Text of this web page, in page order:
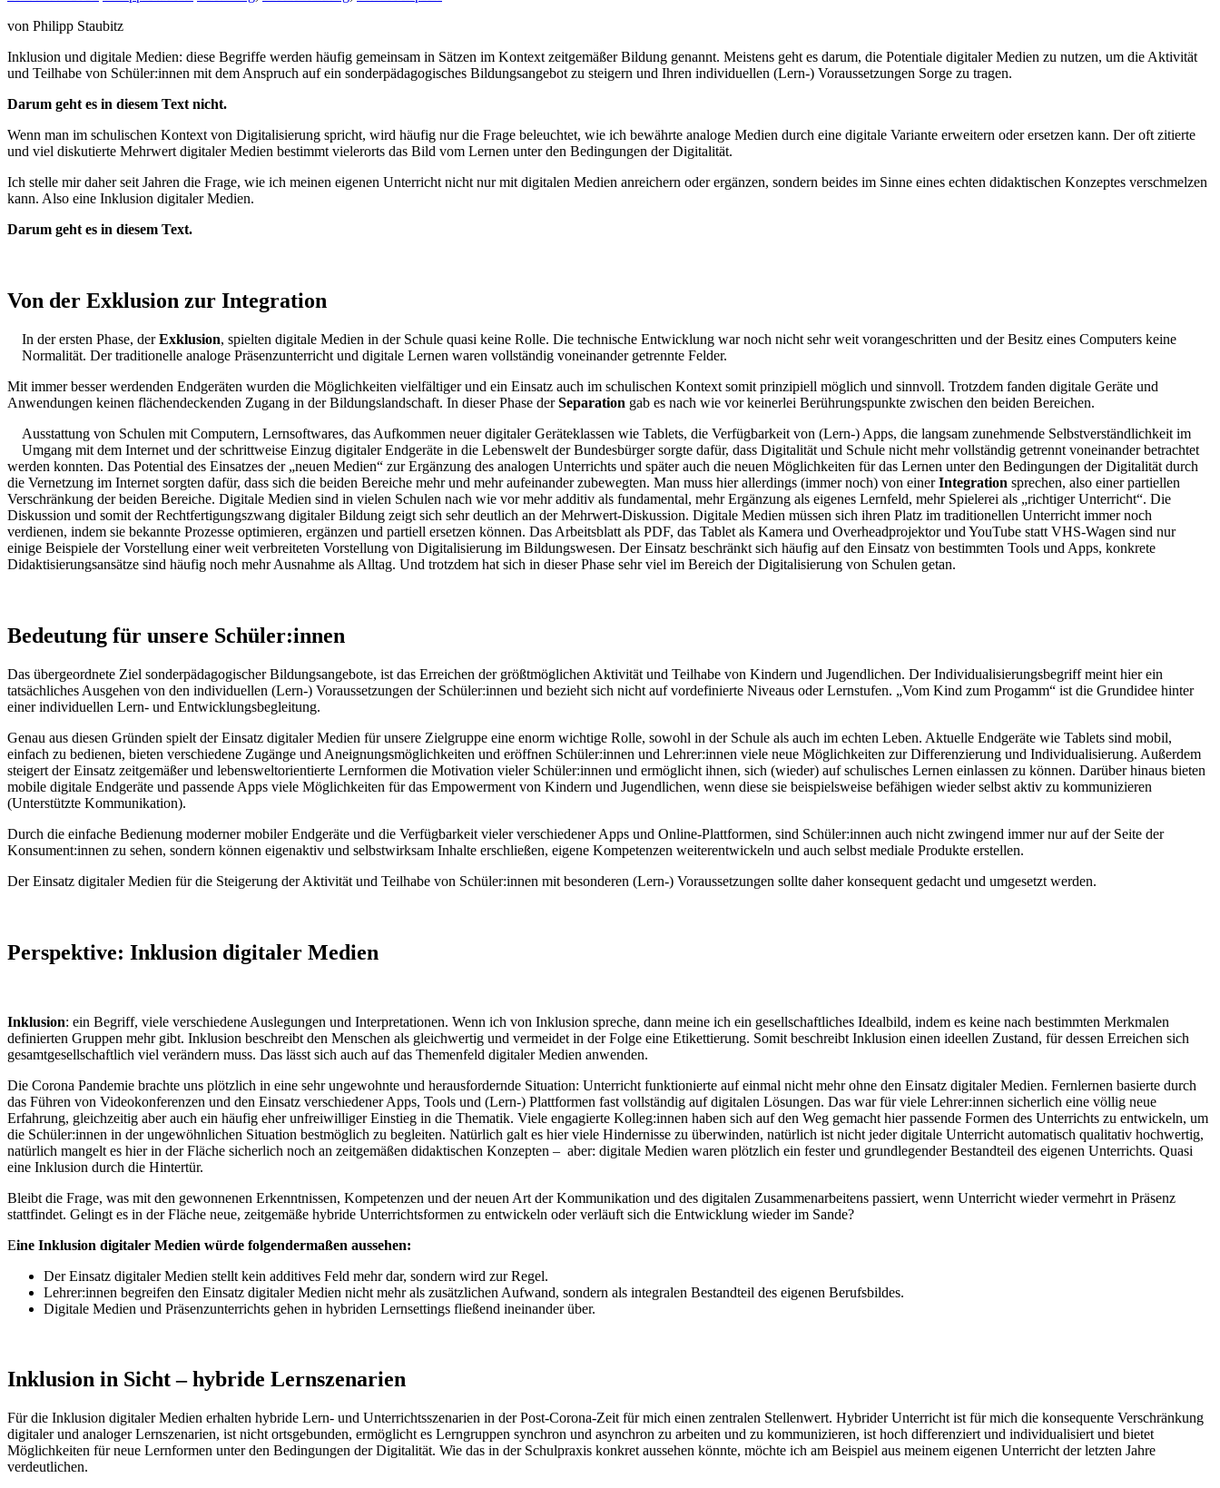
von Philipp Staubitz
Inklusion und digitale Medien: diese Begriffe werden häufig gemeinsam in Sätzen im Kontext zeitgemäßer Bildung genannt. Meistens geht es darum, die Potentiale digitaler Medien zu nutzen, um die Aktivität
und Teilhabe von Schüler:innen mit dem Anspruch auf ein sonderpädagogisches Bildungsangebot zu steigern und Ihren individuellen (Lern-) Voraussetzungen Sorge zu tragen.
Darum geht es in diesem Text nicht.
Wenn man im schulischen Kontext von Digitalisierung spricht, wird häufig nur die Frage beleuchtet, wie ich bewährte analoge Medien durch eine digitale Variante erweitern oder ersetzen kann. Der oft zitierte
und viel diskutierte Mehrwert digitaler Medien bestimmt vielerorts das Bild vom Lernen unter den Bedingungen der Digitalität.
Ich stelle mir daher seit Jahren die Frage, wie ich meinen eigenen Unterricht nicht nur mit digitalen Medien anreichern oder ergänzen, sondern beides im Sinne eines echten didaktischen Konzeptes verschmelzen
kann. Also eine Inklusion digitaler Medien.
Darum geht es in diesem Text.
Von der Exklusion zur Integration
In der ersten Phase, derExklusion, spielten digitale Medien in der Schule quasi keine Rolle. Die technische Entwicklung war noch nicht sehr weit vorangeschritten und der Besitz eines Computers keine
Normalität. Der traditionelle analoge Präsenzunterricht und digitale Lernen waren vollständig voneinander getrennte Felder.
Mit immer besser werdenden Endgeräten wurden die Möglichkeiten vielfältiger und ein Einsatz auch im schulischen Kontext somit prinzipiell möglich und sinnvoll. Trotzdem fanden digitale Geräte und
Anwendungen keinen flächendeckenden Zugang in der Bildungslandschaft. In dieser Phase derSeparation gab es nach wie vor keinerlei Berührungspunkte zwischen den beiden Bereichen.
Ausstattung von Schulen mit Computern, Lernsoftwares, das Aufkommen neuer digitaler Geräteklassen wie Tablets, die Verfügbarkeit von (Lern-) Apps, die langsam zunehmende Selbstverständlichkeit im
Umgang mit dem Internet und der schrittweise Einzug digitaler Endgeräte in die Lebenswelt der Bundesbürger sorgte dafür, dass Digitalität und Schule nicht mehr vollständig getrennt voneinander betrachtet
werden konnten. Das Potential des Einsatzes der „neuen Medien“ zur Ergänzung des analogen Unterrichts und später auch die neuen Möglichkeiten für das Lernen unter den Bedingungen der Digitalität durch
die Vernetzung im Internet sorgten dafür, dass sich die beiden Bereiche mehr und mehr aufeinander zubewegten. Man muss hier allerdings (immer noch) von einerIntegration sprechen, also einer partiellen
Verschränkung der beiden Bereiche. Digitale Medien sind in vielen Schulen nach wie vor mehr additiv als fundamental, mehr Ergänzung als eigenes Lernfeld, mehr Spielerei als „richtiger Unterricht“. Die
Diskussion und somit der Rechtfertigungszwang digitaler Bildung zeigt sich sehr deutlich an der Mehrwert-Diskussion. Digitale Medien müssen sich ihren Platz im traditionellen Unterricht immer noch
verdienen, indem sie bekannte Prozesse optimieren, ergänzen und partiell ersetzen können. Das Arbeitsblatt als PDF, das Tablet als Kamera und Overheadprojektor und YouTube statt VHS-Wagen sind nur
einige Beispiele der Vorstellung einer weit verbreiteten Vorstellung von Digitalisierung im Bildungswesen. Der Einsatz beschränkt sich häufig auf den Einsatz von bestimmten Tools und Apps, konkrete
Didaktisierungsansätze sind häufig noch mehr Ausnahme als Alltag. Und trotzdem hat sich in dieser Phase sehr viel im Bereich der Digitalisierung von Schulen getan.
Bedeutung für unsere Schüler:innen
Das übergeordnete Ziel sonderpädagogischer Bildungsangebote, ist das Erreichen der größtmöglichen Aktivität und Teilhabe von Kindern und Jugendlichen. Der Individualisierungsbegriff meint hier ein
tatsächliches Ausgehen von den individuellen (Lern-) Voraussetzungen der Schüler:innen und bezieht sich nicht auf vordefinierte Niveaus oder Lernstufen. „Vom Kind zum Progamm“ ist die Grundidee hinter
einer individuellen Lern- und Entwicklungsbegleitung.
Genau aus diesen Gründen spielt der Einsatz digitaler Medien für unsere Zielgruppe eine enorm wichtige Rolle, sowohl in der Schule als auch im echten Leben. Aktuelle Endgeräte wie Tablets sind mobil,
einfach zu bedienen, bieten verschiedene Zugänge und Aneignungsmöglichkeiten und eröffnen Schüler:innen und Lehrer:innen viele neue Möglichkeiten zur Differenzierung und Individualisierung. Außerdem
steigert der Einsatz zeitgemäßer und lebensweltorientierte Lernformen die Motivation vieler Schüler:innen und ermöglicht ihnen, sich (wieder) auf schulisches Lernen einlassen zu können. Darüber hinaus bieten
mobile digitale Endgeräte und passende Apps viele Möglichkeiten für das Empowerment von Kindern und Jugendlichen, wenn diese sie beispielsweise befähigen wieder selbst aktiv zu kommunizieren
(Unterstützte Kommunikation).
Durch die einfache Bedienung moderner mobiler Endgeräte und die Verfügbarkeit vieler verschiedener Apps und Online-Plattformen, sind Schüler:innen auch nicht zwingend immer nur auf der Seite der
Konsument:innen zu sehen, sondern können eigenaktiv und selbstwirksam Inhalte erschließen, eigene Kompetenzen weiterentwickeln und auch selbst mediale Produkte erstellen.
Der Einsatz digitaler Medien für die Steigerung der Aktivität und Teilhabe von Schüler:innen mit besonderen (Lern-) Voraussetzungen sollte daher konsequent gedacht und umgesetzt werden.
Perspektive: Inklusion digitaler Medien
Inklusion: ein Begriff, viele verschiedene Auslegungen und Interpretationen. Wenn ich von Inklusion spreche, dann meine ich ein gesellschaftliches Idealbild, indem es keine nach bestimmten Merkmalen
definierten Gruppen mehr gibt. Inklusion beschreibt den Menschen als gleichwertig und vermeidet in der Folge eine Etikettierung. Somit beschreibt Inklusion einen ideellen Zustand, für dessen Erreichen sich
gesamtgesellschaftlich viel verändern muss. Das lässt sich auch auf das Themenfeld digitaler Medien anwenden.
Die Corona Pandemie brachte uns plötzlich in eine sehr ungewohnte und herausfordernde Situation: Unterricht funktionierte auf einmal nicht mehr ohne den Einsatz digitaler Medien. Fernlernen basierte durch
das Führen von Videokonferenzen und den Einsatz verschiedener Apps, Tools und (Lern-) Plattformen fast vollständig auf digitalen Lösungen. Das war für viele Lehrer:innen sicherlich eine völlig neue
Erfahrung, gleichzeitig aber auch ein häufig eher unfreiwilliger Einstieg in die Thematik. Viele engagierte Kolleg:innen haben sich auf den Weg gemacht hier passende Formen des Unterrichts zu entwickeln, um
die Schüler:innen in der ungewöhnlichen Situation bestmöglich zu begleiten. Natürlich galt es hier viele Hindernisse zu überwinden, natürlich ist nicht jeder digitale Unterricht automatisch qualitativ hochwertig,
natürlich mangelt es hier in der Fläche sicherlich noch an zeitgemäßen didaktischen Konzepten – aber: digitale Medien waren plötzlich ein fester und grundlegender Bestandteil des eigenen Unterrichts. Quasi
eine Inklusion durch die Hintertür.
Bleibt die Frage, was mit den gewonnenen Erkenntnissen, Kompetenzen und der neuen Art der Kommunikation und des digitalen Zusammenarbeitens passiert, wenn Unterricht wieder vermehrt in Präsenz
stattfindet. Gelingt es in der Fläche neue, zeitgemäße hybride Unterrichtsformen zu entwickeln oder verläuft sich die Entwicklung wieder im Sande?
Eine Inklusion digitaler Medien würde folgendermaßen aussehen:
Der Einsatz digitaler Medien stellt kein additives Feld mehr dar, sondern wird zur Regel.
Lehrer:innen begreifen den Einsatz digitaler Medien nicht mehr als zusätzlichen Aufwand, sondern als integralen Bestandteil des eigenen Berufsbildes.
Digitale Medien und Präsenzunterrichts gehen in hybriden Lernsettings fließend ineinander über.
Inklusion in Sicht – hybride Lernszenarien
Für die Inklusion digitaler Medien erhalten hybride Lern- und Unterrichtsszenarien in der Post-Corona-Zeit für mich einen zentralen Stellenwert. Hybrider Unterricht ist für mich die konsequente Verschränkung
digitaler und analoger Lernszenarien, ist nicht ortsgebunden, ermöglicht es Lerngruppen synchron und asynchron zu arbeiten und zu kommunizieren, ist hoch differenziert und individualisiert und bietet
Möglichkeiten für neue Lernformen unter den Bedingungen der Digitalität. Wie das in der Schulpraxis konkret aussehen könnte, möchte ich am Beispiel aus meinem eigenen Unterricht der letzten Jahre
verdeutlichen.